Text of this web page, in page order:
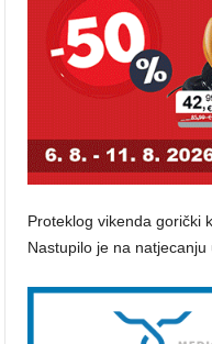
Proteklog vikenda gorički
Nastupilo je na